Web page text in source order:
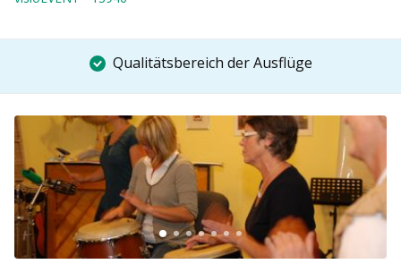
Qualitätsbereich der Ausflüge